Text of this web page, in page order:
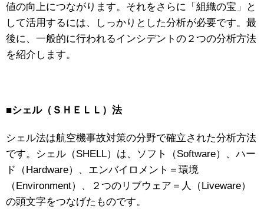
値の向上につながります。それをさらに「組織の宝」と
して活用するには、しっかりとした分析が必要です。最
後に、一般的に行われるインシデントの２つの分析方法
を紹介します。
■シェル（ＳＨＥＬＬ）法
シェル法は航空機事故対策の分野で確立された分析方法
です。シェル（SHELL）は、ソフト（Software）、ハー
ド（Hardware）、エンバイロメント＝環境
（Environment）、２つのリブウェア＝人（Liveware）
の頭文字をつなげたものです。